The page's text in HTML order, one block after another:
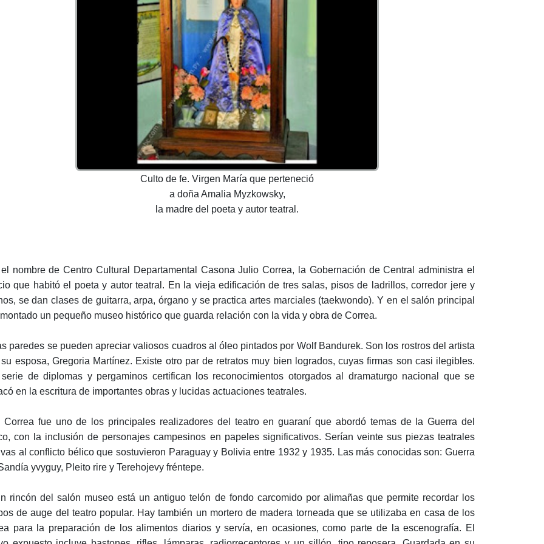
Culto de fe. Virgen María que perteneció
a doña Amalia Myzkowsky,
la madre del poeta y autor teatral.
nombre de Centro Cultural Departamental Casona Julio Correa, la Gobernación de Central administra el
que habitó el poeta y autor teatral. En la vieja edificación de tres salas, pisos de ladrillos, corredor jere y
se dan clases de guitarra, arpa, órgano y se practica artes marciales (taekwondo). Y en el salón principal
un pequeño museo histórico que guarda relación con la vida y obra de Correa.
paredes se pueden apreciar valiosos cuadros al óleo pintados por Wolf Bandurek. Son los rostros del artista
esposa, Gregoria Martínez. Existe otro par de retratos muy bien logrados, cuyas firmas son casi ilegibles.
de diplomas y pergaminos certifican los reconocimientos otorgados al dramaturgo nacional que se
en la escritura de importantes obras y lucidas actuaciones teatrales.
Correa fue uno de los principales realizadores del teatro en guaraní que abordó temas de la Guerra del
con la inclusión de personajes campesinos en papeles significativos. Serían veinte sus piezas teatrales
al conflicto bélico que sostuvieron Paraguay y Bolivia entre 1932 y 1935. Las más conocidas son: Guerra
yvyguy, Pleito rire y Terehojevy fréntepe.
rincón del salón museo está un antiguo telón de fondo carcomido por alimañas que permite recordar los
de auge del teatro popular. Hay también un mortero de madera torneada que se utilizaba en casa de los
para la preparación de los alimentos diarios y servía, en ocasiones, como parte de la escenografía. El